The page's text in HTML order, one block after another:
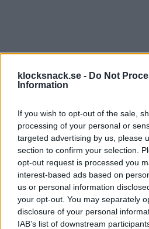
klocksnack.se - Do Not
Information
If you wish to opt-out of the sale,
processing of your personal or
targeted advertising by us, please
section to confirm your selection.
opt-out request is processed you
interest-based ads based on
us or personal information
your opt-out. You may separately
disclosure of your personal
IAB’s list of downstream